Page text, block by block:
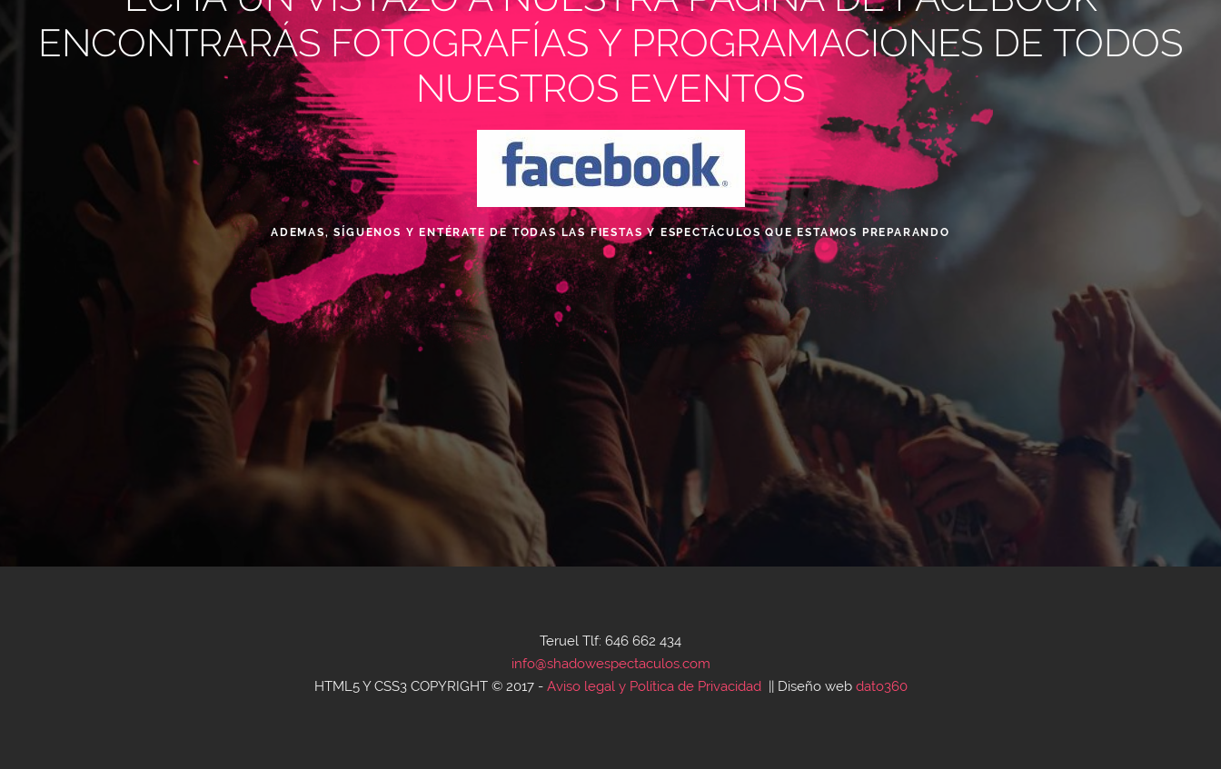
ENCONTRARÁS FOTOGRAFÍAS Y PROGRAMACIONES DE TODOS
NUESTROS EVENTOS
ADEMAS, SÍGUENOS Y ENTÉRATE DE TODAS LAS FIESTAS Y ESPECTÁCULOS QUE ESTAMOS PREPARANDO
Teruel Tlf: 646 662 434
info@shadowespectaculos.com
HTML5 Y CSS3 COPYRIGHT © 2017 - Aviso legal y Política de Privacidad|| Diseño web dato360